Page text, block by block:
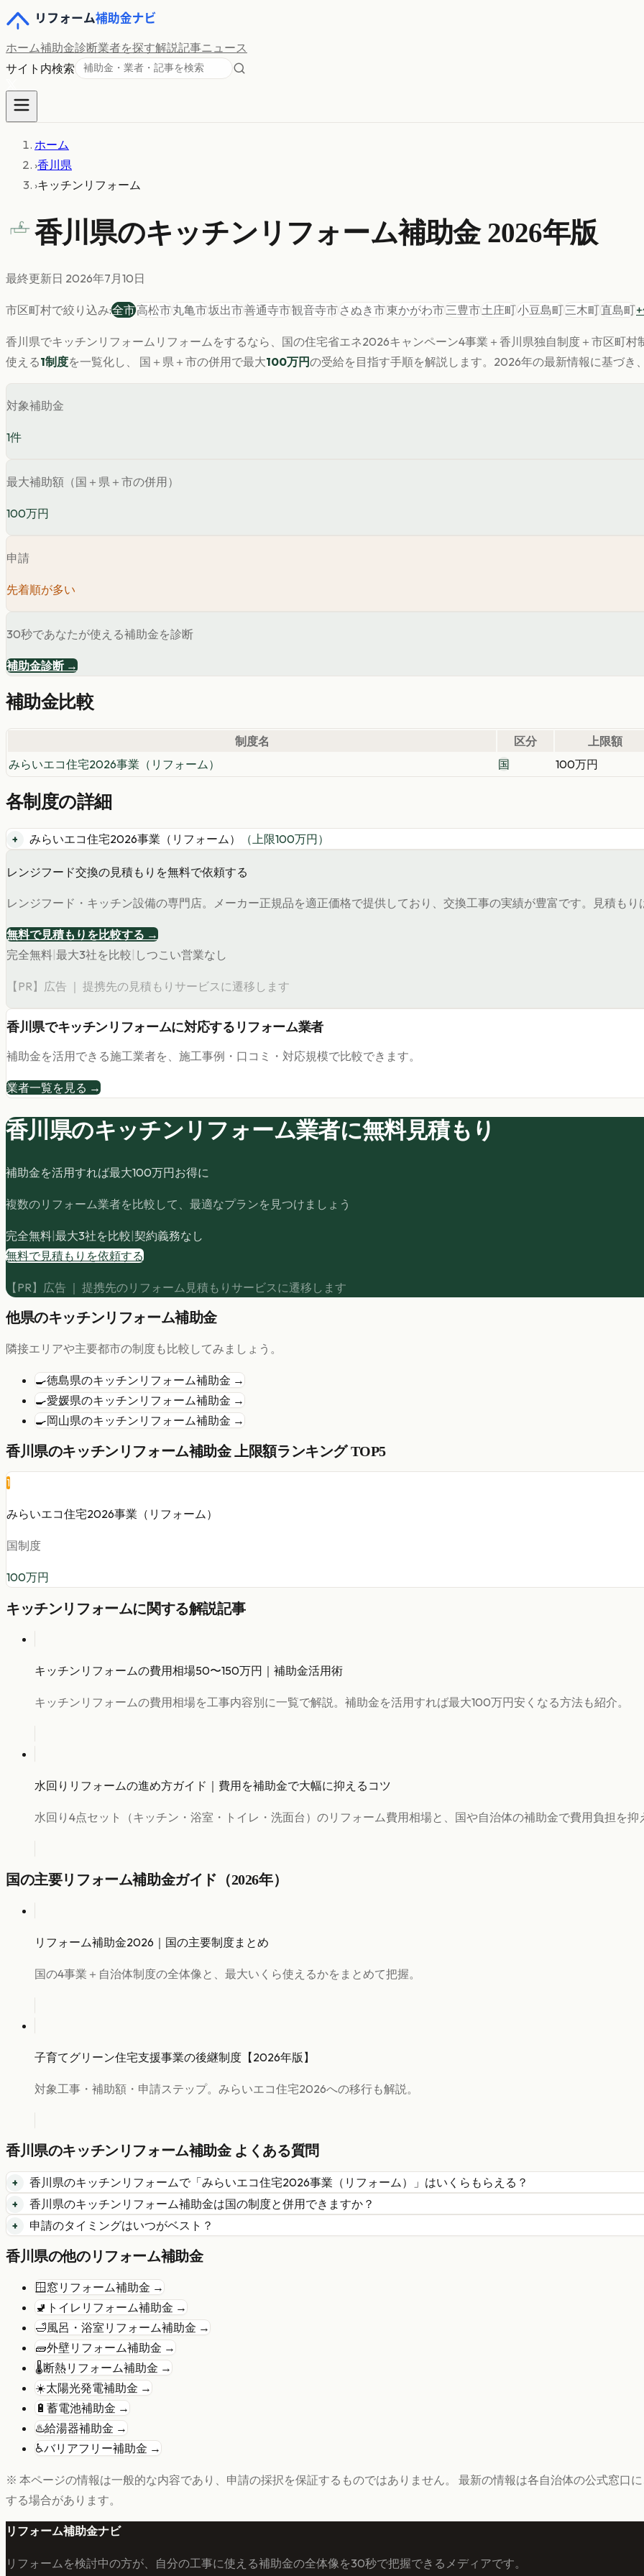
ホーム補助金診断業者を探す解説記事ニュース
サイト内検索
ホーム
›香川県
›キッチンリフォーム
香川県のキッチンリフォーム補助金 2026年版
最終更新日 2026年7月10日
市区町村で絞り込み:全市高松市丸亀市坂出市善通寺市観音寺市さぬき市東かがわ市三豊市土庄町小豆島町三木町直島町
香川県でキッチンリフォーム リフォームをするなら、国の住宅省エネ2026キャンペーン4事業＋ 香川県独自制度＋市区町村
使える1制度を一覧化し、 国＋県＋市の併用で最大100万円の受給を目指す手順を解説します。 2026年の最新情報に基づき
対象補助金
1件
最大補助額（国＋県＋市の併用）
100万円
申請
先着順が多い
30秒であなたが使える補助金を診断
補助金診断 →
補助金比較
制度名 区分 上限額
みらいエコ住宅2026事業（リフォーム）
国 100万円
各制度の詳細
みらいエコ住宅2026事業（リフォーム） （上限100万円）
レンジフード交換の見積もりを無料で依頼する
レンジフード・キッチン設備の専門店。メーカー正規品を適正価格で提供しており、交換工事の実績が豊富です。見積もり
無料で見積もりを比較する →
完全無料 最大3社を比較 しつこい営業なし
【PR】広告 ｜ 提携先の見積もりサービスに遷移します
香川県でキッチンリフォームに対応するリフォーム業者
補助金を活用できる施工業者を、施工事例・口コミ・対応規模で比較できます。
業者一覧を見る →
香川県のキッチンリフォーム業者に無料見積もり
補助金を活用すれば最大100万円お得に
複数のリフォーム業者を比較して、最適なプランを見つけましょう
完全無料|最大3社を比較|契約義務なし
無料で見積もりを依頼する
【PR】広告 ｜ 提携先のリフォーム見積もりサービスに遷移します
他県のキッチンリフォーム補助金
隣接エリアや主要都市の制度も比較してみましょう。
🍳徳島県のキッチンリフォーム補助金 →
🍳愛媛県のキッチンリフォーム補助金 →
🍳岡山県のキッチンリフォーム補助金 →
香川県のキッチンリフォーム補助金 上限額ランキング TOP5
1
みらいエコ住宅2026事業（リフォーム）
国制度
100万円
キッチンリフォームに関する解説記事
キッチンリフォームの費用相場50〜150万円｜補助金活用術
キッチンリフォームの費用相場を工事内容別に一覧で解説。補助金を活用すれば最大100万円安くなる方法も紹介。
水回りリフォームの進め方ガイド｜費用を補助金で大幅に抑えるコツ
水回り4点セット（キッチン・浴室・トイレ・洗面台）のリフォーム費用相場と、国や自治体の補助金で費用負担を抑
国の主要リフォーム補助金ガイド（2026年）
リフォーム補助金2026｜国の主要制度まとめ
国の4事業＋自治体制度の全体像と、最大いくら使えるかをまとめて把握。
子育てグリーン住宅支援事業の後継制度【2026年版】
対象工事・補助額・申請ステップ。みらいエコ住宅2026への移行も解説。
香川県のキッチンリフォーム補助金 よくある質問
香川県のキッチンリフォームで「みらいエコ住宅2026事業（リフォーム）
」はいくらもらえる？
香川県のキッチンリフォーム補助金は国の制度と併用できますか？
申請のタイミングはいつがベスト？
香川県の他のリフォーム補助金
🪟 窓リフォーム補助金 →
🚽 トイレリフォーム補助金 →
🛁風呂・浴室リフォーム補助金 →
🧱外壁リフォーム補助金 →
🌡️断熱リフォーム補助金 →
☀️太陽光発電補助金 →
🔋 蓄電池補助金 →
♨️給湯器補助金 →
♿バリアフリー補助金 →
※ 本ページの情報は一般的な内容であり、申請の採択を保証するものではありません。 最新の情報は各自治体の公式窓口
する場合があります。
リフォーム補助金ナビ
リフォームを検討中の方が、自分の工事に使える補助金の全体像を30秒で把握できるメディアです。